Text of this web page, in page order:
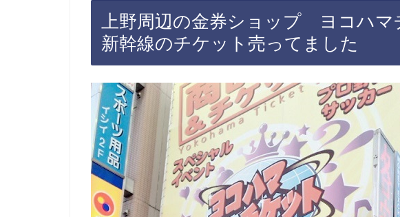
上野周辺の金券ショップ ヨコハマ
新幹線のチケット売ってました